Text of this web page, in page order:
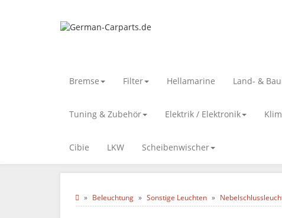
Bremse Filter Hellamarine Land- &
Tuning & Zubehör Elektrik / Elektronik
Cibie LKW Scheibenwischer
Beleuchtung Sonstige Leuchten